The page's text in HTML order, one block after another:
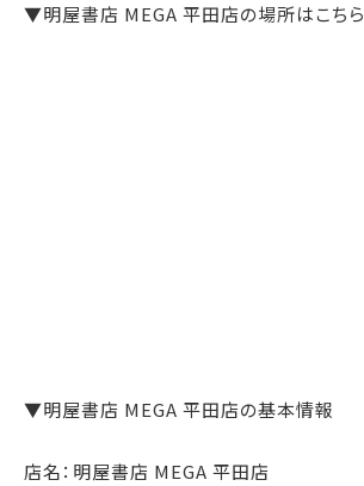
▼明屋書店 MEGA 平田店の場所はこちら
▼明屋書店 MEGA 平田店の基本情報
店名：明屋書店 MEGA 平田店